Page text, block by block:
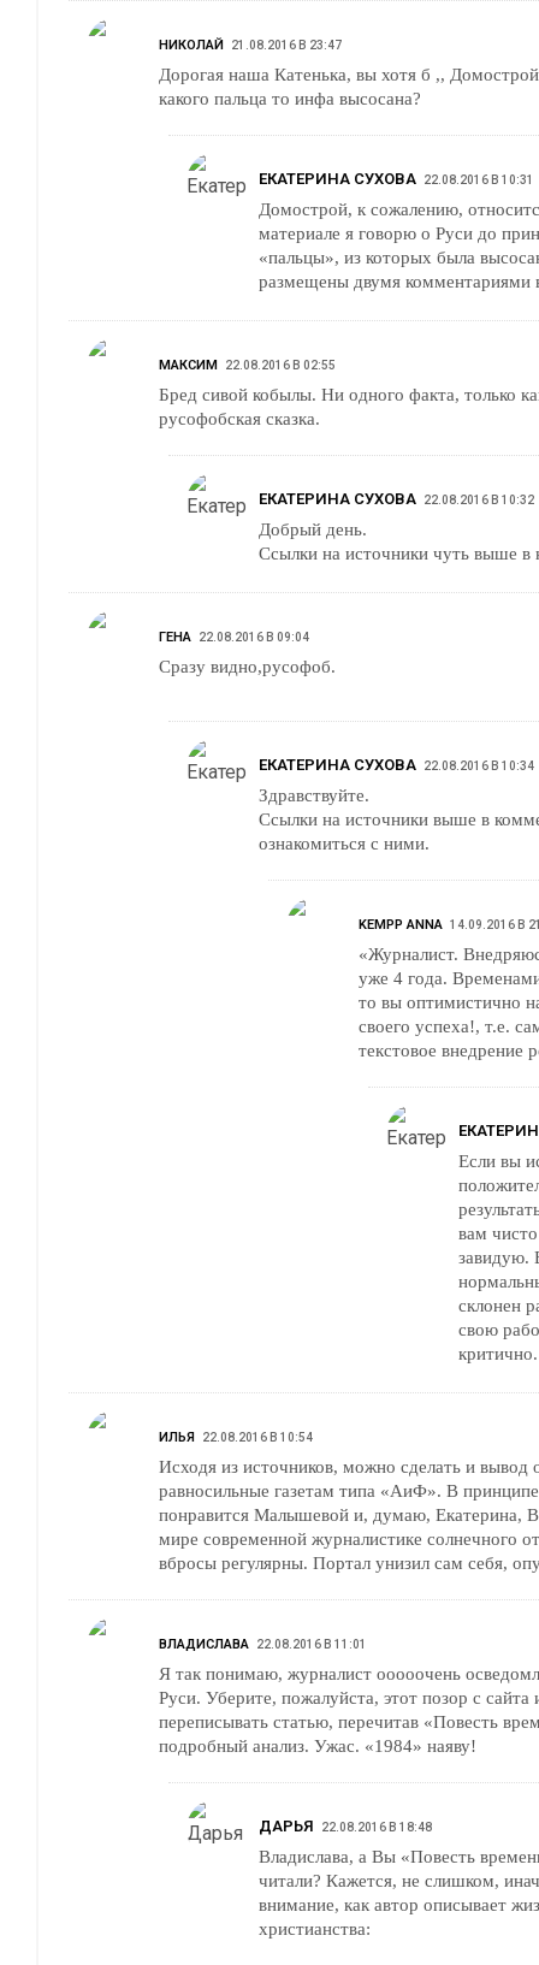
НИКОЛАЙ 21.08.2016 В 23:47
Дорогая наша Катенька, вы хотя б ,, Домострой,, чтоли
какого пальца то инфа высосана?
ЕКАТЕРИНА СУХОВА 22.08.2016 В 10:31
Домострой, к сожалению,
материале я говорю о Руси до
«пальцы», из которых была
размещены двумя комментариями
МАКСИМ 22.08.2016 В 02:55
Бред сивой кобылы. Ни одного факта, только какая-то пошлая
русофобская сказка.
ЕКАТЕРИНА СУХОВА 22.08.2016 В 10:32
Добрый день.
Ссылки на источники чуть выше в
ГЕНА 22.08.2016 В 09:04
Сразу видно,русофоб.
ЕКАТЕРИНА СУХОВА 22.08.2016 В 10:34
Здравствуйте.
Ссылки на источники выше в
ознакомиться с ними.
KEMPP ANNA 14.09.2016 В
«Журналист.
уже 4 года. Временами
то вы оптимистично
своего успеха!, т.е.
текстовое внедрение
Если вы
вам
завидую.
склонен
свою
критично.
ИЛЬЯ 22.08.2016 В 10:54
Исходя из источников, можно сделать и вывод
равносильные газетам типа «АиФ». В
понравится Малышевой и, думаю, Екатерина,
мире современной журналистике солнечного
вбросы регулярны. Портал унизил сам себя,
ВЛАДИСЛАВА 22.08.2016 В 11:01
Я так понимаю, журналист ооооочень
Руси. Уберите, пожалуйста, этот позор с сайта
переписывать статью, перечитав «Повесть
подробный анализ. Ужас. «1984» наяву!
ДАРЬЯ 22.08.2016 В 18:48
Владислава, а Вы «Повесть
читали? Кажется, не слишком,
внимание, как автор описывает
христианства: